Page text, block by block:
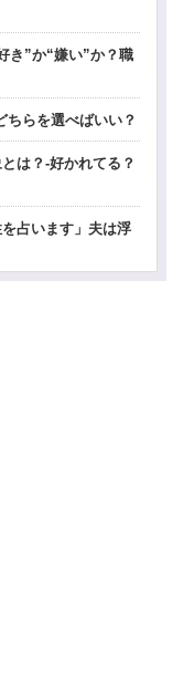
き”か“嫌い”か？職
ちらを選べばいい？
は？-好かれてる？
占います」夫は浮